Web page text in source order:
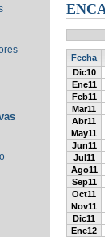
Fecha
Dic10
Ene11
Feb11
Mar11
Abr11
May11
Jun11
Jul11
Ago11
Sep11
Oct11
Nov11
Dic11
Ene12